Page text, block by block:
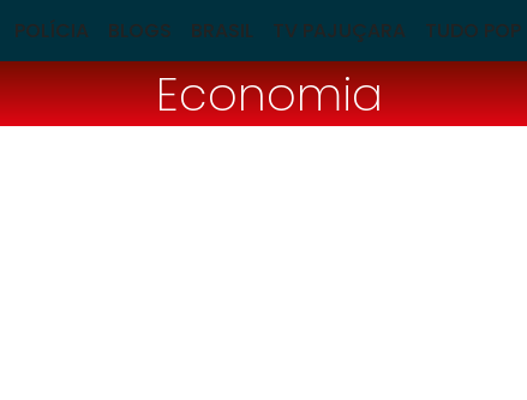
POLÍCIA BLOGS BRASIL TV PAJUÇARA TUDO POP
Economia